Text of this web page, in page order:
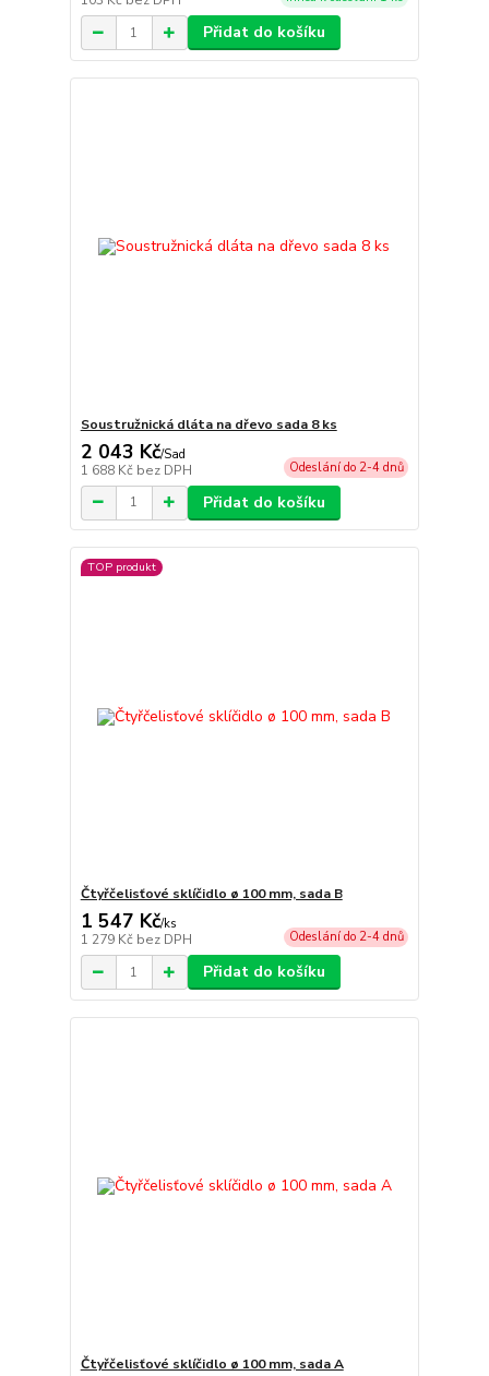
Přidat do košíku
Soustružnická dláta na dřevo sada 8 ks
2 043 Kč/Sad
1 688 Kč bez DPH Odeslání do 2-4 dnů
Přidat do košíku
TOP produkt
Čtyřčelisťové sklíčidlo ø 100 mm, sada B
1 547 Kč/ks
1 279 Kč bez DPH Odeslání do 2-4 dnů
Přidat do košíku
Čtyřčelisťové sklíčidlo ø 100 mm, sada A